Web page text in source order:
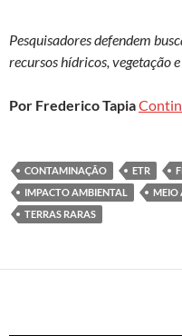
Pesquisadores defendem
recursos hídricos, vegetação
Por Frederico Tapia
CONTAMINAÇÃO ETR
IMPACTO AMBIENTAL
MEIO
TERRAS RARAS